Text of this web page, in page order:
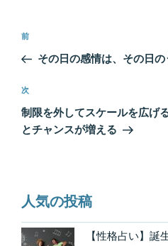
投
ナ
ビ
ゲ
ー
前
の
稿
前
その日の感情は、その日
次
の
投
次
制限を外してスケールを広
とチャンスが増える
人気の投稿
【性格占い】誕